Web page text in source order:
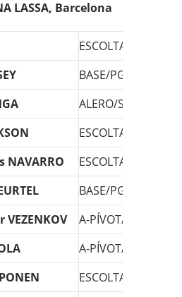
LASSA, Barcelona
ESCOLTA/SG
BASE/PG
ALERO/SF
ESCOLTA/SG
NAVARRO ESCOLTA/SG
BASE/PG
A-PÍVOT/PF
A-PÍVOT/PF
ESCOLTA/SG